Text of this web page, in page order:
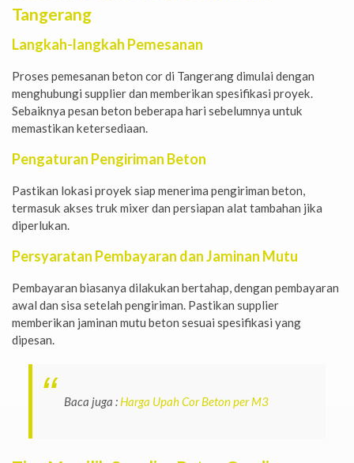
Tangerang
Langkah-langkah Pemesanan
Proses pemesanan beton cor di Tangerang dimulai dengan
menghubungi supplier dan memberikan spesifikasi proyek.
Sebaiknya pesan beton beberapa hari sebelumnya untuk
memastikan ketersediaan.
Pengaturan Pengiriman Beton
Pastikan lokasi proyek siap menerima pengiriman beton,
termasuk akses truk mixer dan persiapan alat tambahan jika
diperlukan.
Persyaratan Pembayaran dan Jaminan Mutu
Pembayaran biasanya dilakukan bertahap, dengan pembayaran
awal dan sisa setelah pengiriman. Pastikan supplier
memberikan jaminan mutu beton sesuai spesifikasi yang
dipesan.
Baca juga : Harga Upah Cor Beton per M3